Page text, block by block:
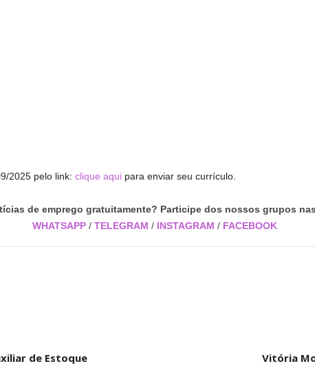
2025 pelo link: clique aquipara enviar seu currículo.
de emprego gratuitamente? Participe dos nossos grupos
WHATSAPP/ TELEGRAM / INSTAGRAM / FACEBOOK
de Estoque Vitória